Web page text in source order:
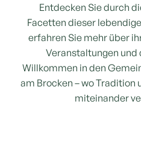
Entdecken Sie durch
Facetten dieser
erfahren Sie mehr über
Veranstaltungen und
Willkommen in den
am Brocken – wo Tradition
miteinander